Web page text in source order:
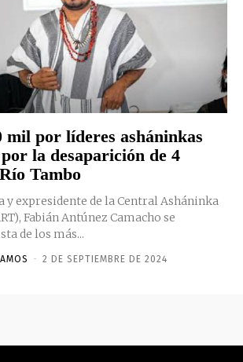
mil por líderes asháninkas
la desaparición de 4
Tambo
y expresidente de la Central Asháninka
Fabián Antúnez Camacho se
de los más...
- 2 DE SEPTIEMBRE DE 2024